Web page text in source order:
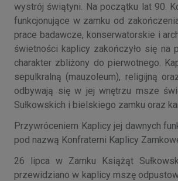
wystrój świątyni. Na początku lat 90.
funkcjonujące w zamku od
prace badawcze, konserwatorskie i
świetności kaplicy zakończyło się na
charakter zbliżony do pierwotnego.
sepulkralną (mauzoleum), religijną
odbywają się w jej wnętrzu msze
Sułkowskich i bielskiego zamku oraz
Przywróceniem Kaplicy jej dawnych
pod nazwą Konfraterni Kaplicy
26 lipca w Zamku Książąt
przewidziano w kaplicy mszę